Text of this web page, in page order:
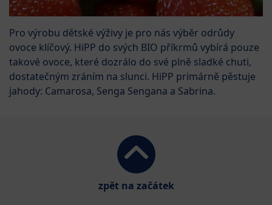
Pro výrobu dětské výživy je pro nás výběr odrůdy
ovoce klíčový. HiPP do svých BIO příkrmů vybírá pouze
takové ovoce, které dozrálo do své plně sladké chuti,
dostatečným zráním na slunci. HiPP primárně pěstuje
jahody: Camarosa, Senga Sengana a Sabrina.
zpět na začátek